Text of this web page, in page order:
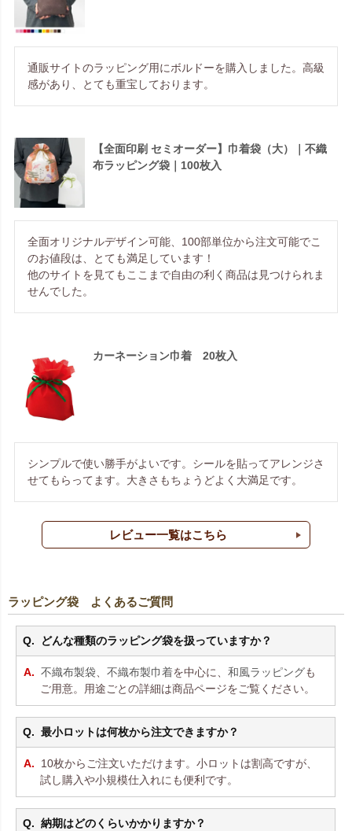
通販サイトのラッピング用にボルドーを購入しました。高級
感があり、とても重宝しております。
【全面印刷 セミオーダー】巾着袋（大）｜不織
布ラッピング袋｜100枚入
全面オリジナルデザイン可能、100部単位から注文可能でこ
のお値段は、とても満足しています！
他のサイトを見てもここまで自由の利く商品は見つけられま
せんでした。
カーネーション巾着 20枚入
シンプルで使い勝手がよいです。シールを貼ってアレンジさ
せてもらってます。大きさもちょうどよく大満足です。
レビュー一覧はこちら
ラッピング袋 よくあるご質問
どんな種類のラッピング袋を扱っていますか？
不織布製袋、 不織布製巾着を中心に、 和風ラッピングも
ご用意。用途ごとの詳細は商品ページをご覧ください。
最小ロットは何枚から注文できますか？
10枚からご注文いただけます。小ロットは割高ですが、
試し購入や小規模仕入れにも便利です。
納期はどのくらいかかりますか？